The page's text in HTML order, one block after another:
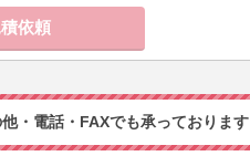
・電話・FAXでも承っております